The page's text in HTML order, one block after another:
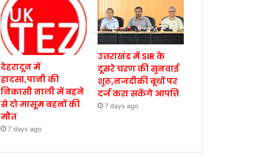
देहरादून में
हादसा,पानी की
निकासी नाली में बहने
से दो मासूम बहनों की
मौत
7 days ago
उत्तराखंड में SIR के
दूसरे चरण की सुनवाई
शुरू,नजदीकी बूथों पर
दर्ज करा सकेंगे आपत्ति
7 days ago